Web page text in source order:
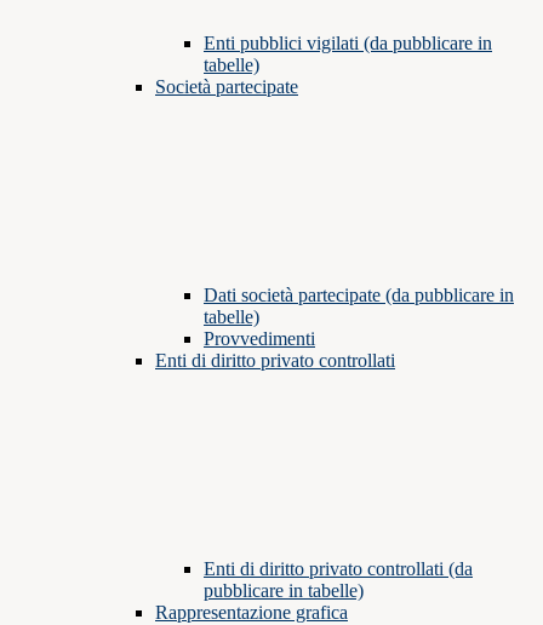
Enti pubblici vigilati (da pubblicare in
tabelle)
Società partecipate
Dati società partecipate (da pubblicare in
tabelle)
Provvedimenti
Enti di diritto privato controllati
Enti di diritto privato controllati (da
pubblicare in tabelle)
Rappresentazione grafica